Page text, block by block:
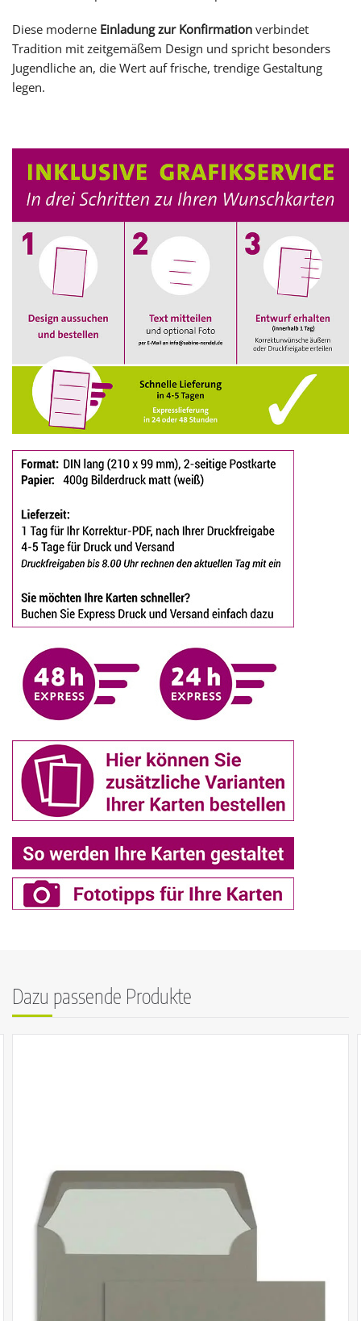
Diese moderne Einladung zur Konfirmation verbindet
Tradition mit zeitgemäßem Design und spricht besonders
Jugendliche an, die Wert auf frische, trendige Gestaltung
legen.
Dazu passende Produkte